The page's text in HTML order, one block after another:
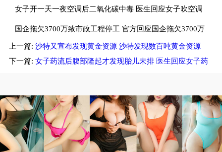
赔924
女子开一天一夜空调后二氧化碳中毒 医生回应女子吹空调
中毒
国企拖欠3700万致市政工程停工 官方回应国企拖欠3700万
工程款
上一篇: 沙特又宣布发现黄金资源 沙特发现数百吨黄金资源
下一篇: 女子药流后腹部隆起才发现胎儿未排 医生回应女子药